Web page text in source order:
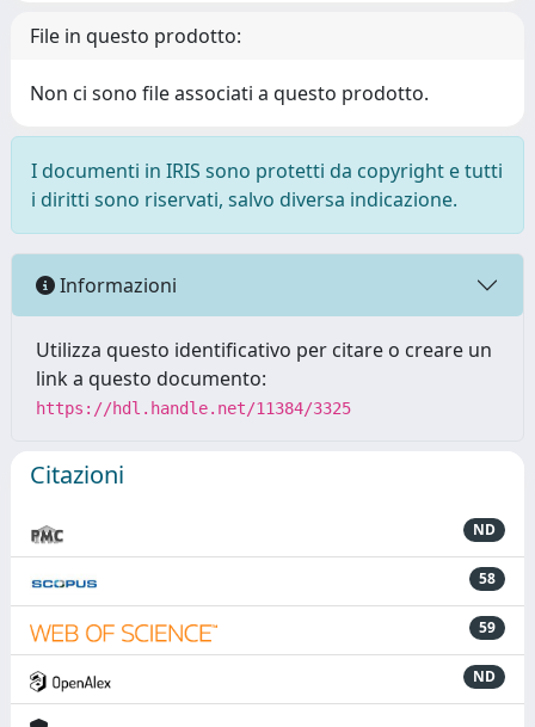
File in questo prodotto:
Non ci sono file associati a questo prodotto.
I documenti in IRIS sono protetti da copyright e tutti
i diritti sono riservati, salvo diversa indicazione.
Informazioni
Utilizza questo identificativo per citare o creare un
link a questo documento:
https://hdl.handle.net/11384/3325
Citazioni
ND
58
59
ND